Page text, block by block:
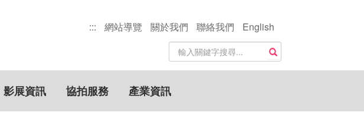
::: 網站導覽 關於我們 聯絡我們
English
站
內
搜
尋
關
鍵
搜尋
影展資訊 協拍服務 產業資訊